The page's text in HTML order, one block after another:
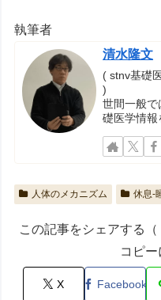
執筆者
清水隆文
( stnv基礎
)
世間一般
礎医学情報
人体のメカニズム 休息-
この記事をシェアする
コピー
X Facebook